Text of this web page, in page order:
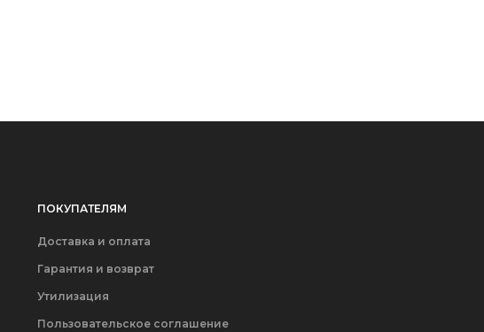
ПОКУПАТЕЛЯМ
Доставка и оплата
Гарантия и возврат
Утилизация
Пользовательское соглашение